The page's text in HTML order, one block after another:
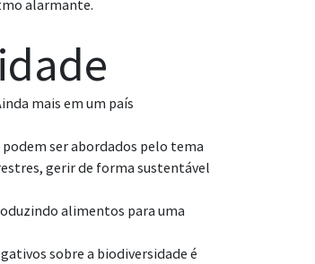
alarmante.
mais em um país
podem ser abordados pelo tema
gerir de forma sustentável
alimentos para uma
sobre a biodiversidade é